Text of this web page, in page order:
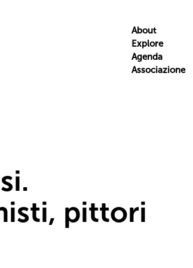
About
Explore
Agenda
Associazione
pittori